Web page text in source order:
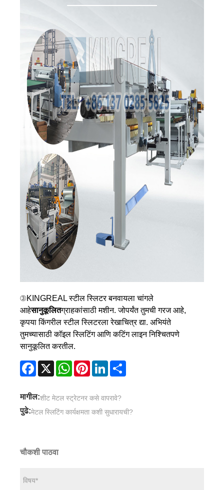
③KINGREAL स्टील स्लिटर बनवायला चांगले
आहेसानुकूलितग्राहकांसाठी मशीन. जोपर्यंत तुमची गरज आहे,
कृपया किंगरील स्टील स्लिटरला रेखाचित्र द्या. अभियंते
तुमच्यासाठी कॉइल स्लिटिंग आणि कटिंग लाइन निश्चितपणे
सानुकूलित करतील.
Facebook
X WhatsAppPinterestLinkedIn
मागील:शीट मेटल स्ट्रेटनर कसे वापरावे?
पुढे:मेटल स्लिटिंग कार्यक्षमता कशी सुधारायची?
चौकशी पाठवा